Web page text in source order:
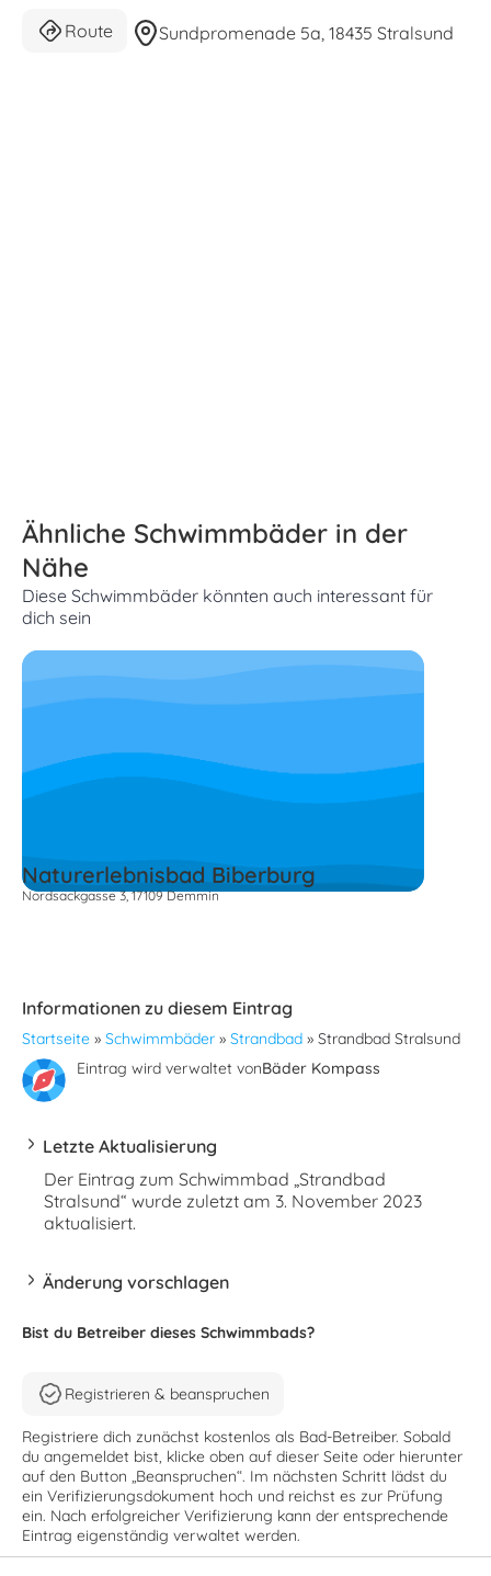
Route Sundpromenade 5a, 18435 Stralsund
Ähnliche Schwimmbäder in der
Nähe
Diese Schwimmbäder könnten auch interessant für
dich sein
Naturerlebnisbad Biberburg
Nordsackgasse 3, 17109 Demmin
Informationen zu diesem Eintrag
Startseite » Schwimmbäder » Strandbad » Strandbad Stralsund
Eintrag wird verwaltet vonBäder Kompass
Letzte Aktualisierung
Der Eintrag zum Schwimmbad „Strandbad
Stralsund“ wurde zuletzt am 3. November 2023
aktualisiert.
Änderung vorschlagen
Bist du Betreiber dieses Schwimmbads?
Registrieren & beanspruchen
Registriere dich zunächst kostenlos als Bad-Betreiber. Sobald
du angemeldet bist, klicke oben auf dieser Seite oder hierunter
auf den Button „Beanspruchen“. Im nächsten Schritt lädst du
ein Verifizierungsdokument hoch und reichst es zur Prüfung
ein. Nach erfolgreicher Verifizierung kann der entsprechende
Eintrag eigenständig verwaltet werden.